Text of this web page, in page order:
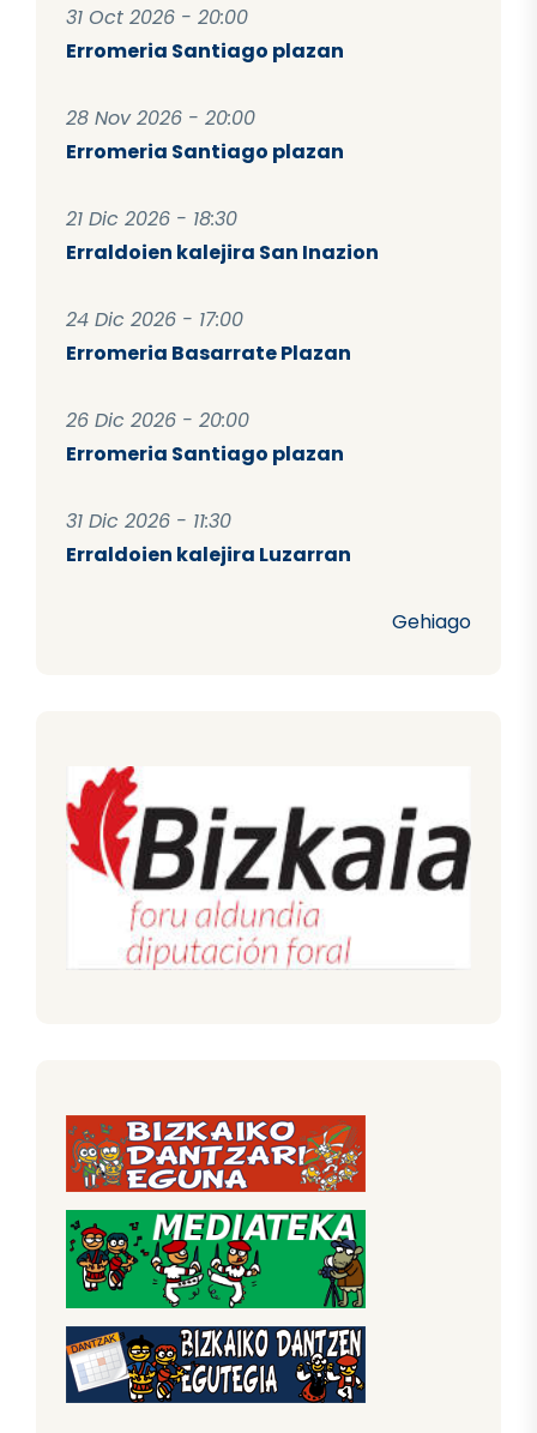
31 Oct 2026 - 20:00
Erromeria Santiago plazan
28 Nov 2026 - 20:00
Erromeria Santiago plazan
21 Dic 2026 - 18:30
Erraldoien kalejira San Inazion
24 Dic 2026 - 17:00
Erromeria Basarrate Plazan
26 Dic 2026 - 20:00
Erromeria Santiago plazan
31 Dic 2026 - 11:30
Erraldoien kalejira Luzarran
Gehiago